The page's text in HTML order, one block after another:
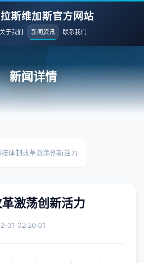
斯维加斯官方网站
关于我们 新闻资讯 联系我们
新闻详情
技体制改革激荡创新活力
激荡创新活力
31 02:20:01